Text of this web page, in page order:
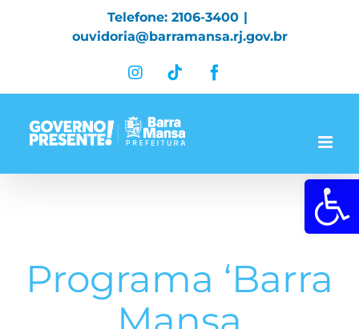
Abrir a
Telefone: 2106-3400 |
ouvidoria@barramansa.rj.gov.br
InstagramTiktok
Programa ‘Barra